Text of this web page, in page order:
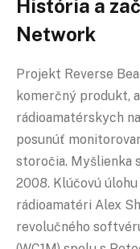
História a
Network
Projekt Reverse
komerčný produkt,
rádioamatérskych
posunúť
storočia. Myšlienka
2008. Klúčovú
rádioamatéri Alex
revolučného